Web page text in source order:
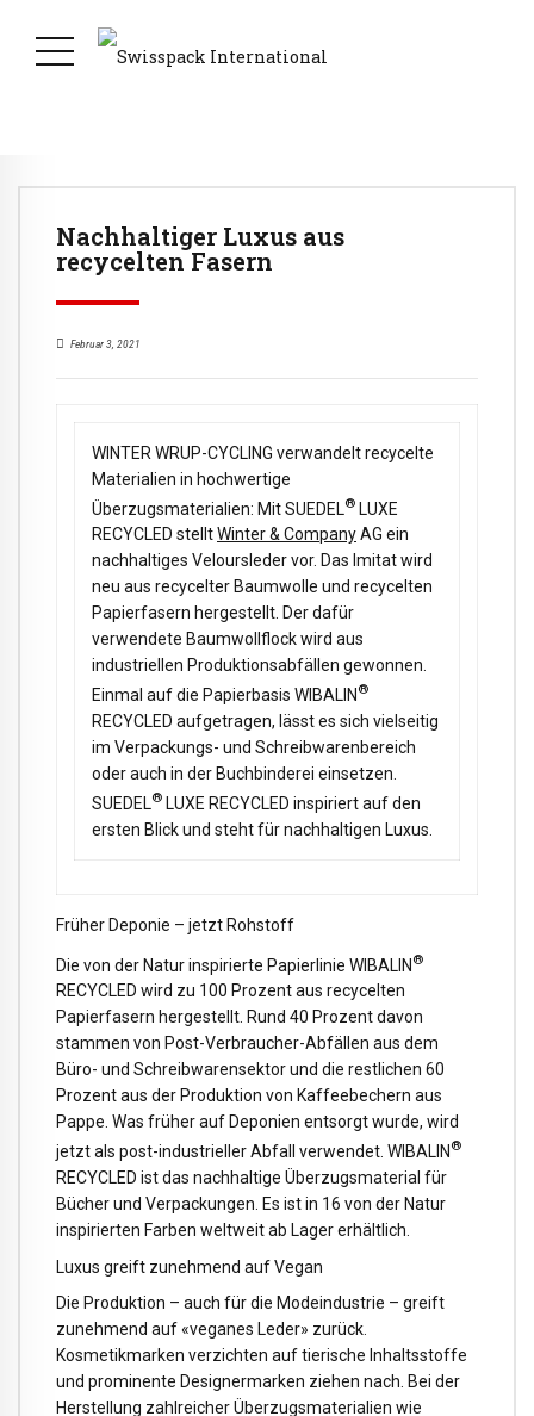
Nachhaltiger Luxus aus
recycelten Fasern
Februar 3, 2021
WINTER WRUP-CYCLING verwandelt recycelte
Materialien in hochwertige
Überzugsmaterialien: Mit SUEDEL® LUXE
RECYCLED stelltWinter & CompanyAG ein
nachhaltiges Veloursleder vor. Das Imitat wird
neu aus recycelter Baumwolle und recycelten
Papierfasern hergestellt. Der dafür
verwendete Baumwollflock wird aus
industriellen Produktionsabfällen gewonnen.
Einmal auf die Papierbasis WIBALIN ®
RECYCLED aufgetragen, lässt es sich vielseitig
im Verpackungs- und Schreibwarenbereich
oder auch in der Buchbinderei einsetzen.
SUEDEL® LUXE RECYCLED inspiriert auf den
ersten Blick und steht für nachhaltigen Luxus.
Früher Deponie – jetzt Rohstoff
Die von der Natur inspirierte Papierlinie WIBALIN®
RECYCLED wird zu 100 Prozent aus recycelten
Papierfasern hergestellt. Rund 40 Prozent davon
stammen von Post-Verbraucher-Abfällen aus dem
Büro- und Schreibwarensektor und die restlichen 60
Prozent aus der Produktion von Kaffeebechern aus
Pappe. Was früher auf Deponien entsorgt wurde, wird
jetzt als post-industrieller Abfall verwendet. WIBALIN ®
RECYCLED ist das nachhaltige Überzugsmaterial für
Bücher und Verpackungen. Es ist in 16 von der Natur
inspirierten Farben weltweit ab Lager erhältlich.
Luxus greift zunehmend auf Vegan
Die Produktion – auch für die Modeindustrie – greift
zunehmend auf «veganes Leder» zurück.
Kosmetikmarken verzichten auf tierische Inhaltsstoffe
und prominente Designermarken ziehen nach. Bei der
Herstellung zahlreicher Überzugsmaterialien wie